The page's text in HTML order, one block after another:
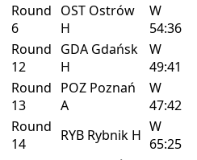
Round
6
OST Ostrów
H
W
54:36
Round
12
GDA Gdańsk
H
W
49:41
Round
13
POZ Poznań
A
W
47:42
Round
14
RYB Rybnik H W
65:25